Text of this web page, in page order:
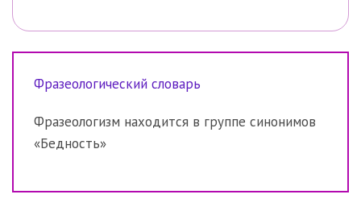
Фразеологический словарь
Фразеологизм находится в группе синонимов
«Бедность»